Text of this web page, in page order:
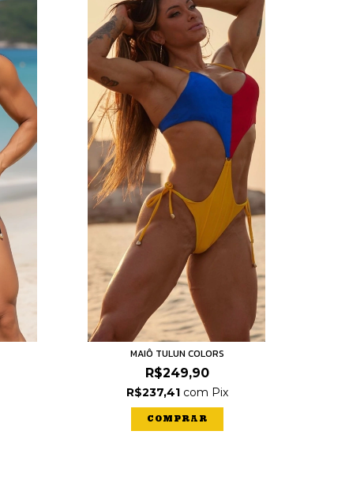
MAIÔ TULUN COLORS
R$249,90
R$237,41 com Pix
COMPRAR